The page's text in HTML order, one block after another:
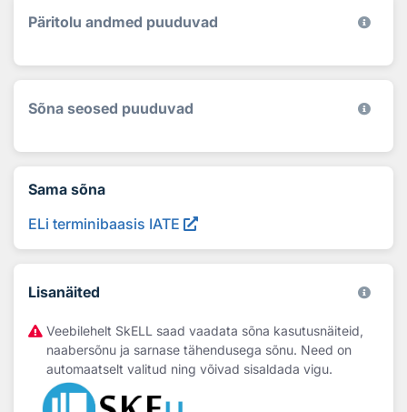
Päritolu andmed puuduvad
Sõna seosed puuduvad
Sama sõna
ELi terminibaasis IATE
Lisanäited
Veebilehelt SkELL saad vaadata sõna kasutusnäiteid,
naabersõnu ja sarnase tähendusega sõnu. Need on
automaatselt valitud ning võivad sisaldada vigu.